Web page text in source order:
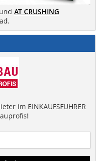
und AT CRUSHING
im EINKAUFSFÜHRER